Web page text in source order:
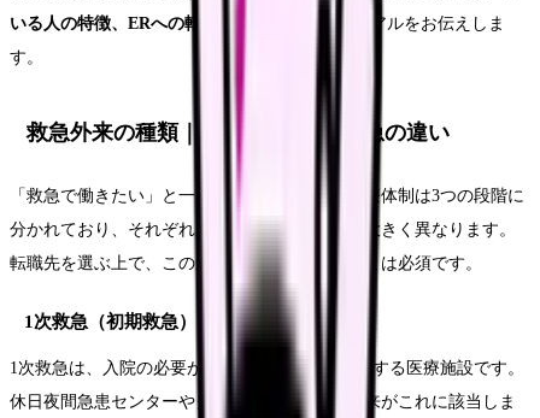
いる人の特徴、ERへの転職方法
まで、現場のリアルをお伝えしま
す。
救急外来の種類｜1次・2次・3次救急の違い
「救急で働きたい」と一口に言っても、救急医療体制は3つの段階に
分かれており、それぞれ対象患者も業務内容も大きく異なります。
転職先を選ぶ上で、この違いを理解しておくことは必須です。
1次救急（初期救急）
1次救急は、入院の必要がない軽症患者を対象とする医療施設です。
休日夜間急患センターやクリニックの時間外外来がこれに該当しま